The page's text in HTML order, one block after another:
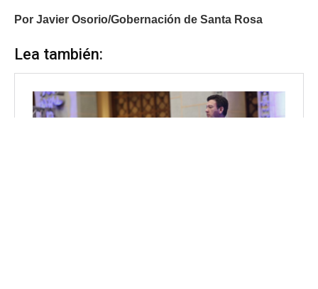
Por Javier Osorio/Gobernación de Santa Rosa
Lea también: